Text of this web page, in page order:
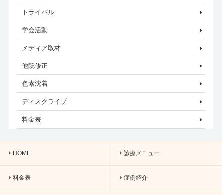
トライバル
学会活動
メディア取材
他院修正
色素沈着
ディスクライブ
料金表
HOME 診療メニュー
料金表 症例紹介